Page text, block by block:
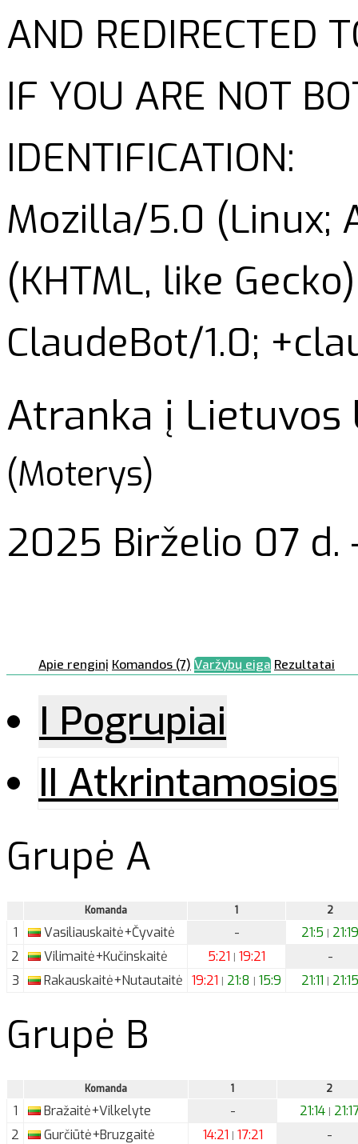
AND REDIRECTED
IF YOU ARE NOT
IDENTIFICATION:
Mozilla/5.0 (Linux;
(KHTML, like
ClaudeBot/1.0;
Atranka į
(Moterys)
2025 Birželio 07 d.
Apie renginį Komandos (7) Varžybų eiga Rezultatai
I Pogrupiai
II Atkrintamosios
Grupė A
Komanda 1 2
1 Vasiliauskaitė+Čyvaitė - 21:5 | 21:19
2
Vilimaitė+Kučinskaitė 5:21 | 19:21
-
3
Rakauskaitė+Nutautaitė 19:21 | 21:8 | 15:9 21:11 | 21:15
Grupė B
Komanda 1 2
1 Bražaitė+Vilkelyte - 21:14 |
2
Gurčiūtė+Bruzgaitė 14:21 | 17:21
-